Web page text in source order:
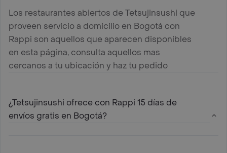
Los restaurantes abiertos de Tetsujinsushi que
proveen servicio a domicilio en Bogotá con
Rappi son aquellos que aparecen disponibles
en esta página, consulta aquellos mas
cercanos a tu ubicación y haz tu pedido
¿Tetsujinsushi ofrece con Rappi 15 días de
envíos gratis en Bogotá?